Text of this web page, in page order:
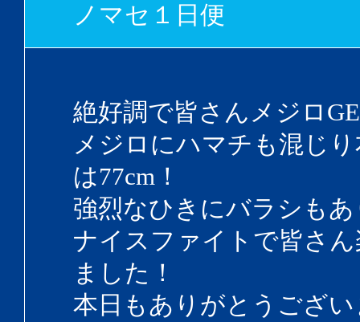
ノマセ１日便
絶好調で皆さんメジロ
メジロにハマチも混じ
は77cm！
強烈なひきにバラシも
ナイスファイトで皆さ
ました！
本日もありがとうござ